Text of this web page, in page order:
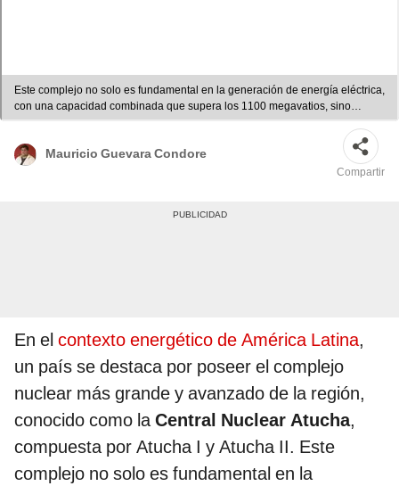
Este complejo no solo es fundamental en la generación de energía eléctrica,
con una capacidad combinada que supera los 1100 megavatios, sino
también en la investigación y desarrollo en el campo nuclear. Foto: Central
Mauricio Guevara Condore
Compartir
En el contexto energético de América Latina,
un país se destaca por poseer el complejo
nuclear más grande y avanzado de la región,
conocido como laCentral Nuclear Atucha,
compuesta por Atucha I y Atucha II. Este
complejo no solo es fundamental en la